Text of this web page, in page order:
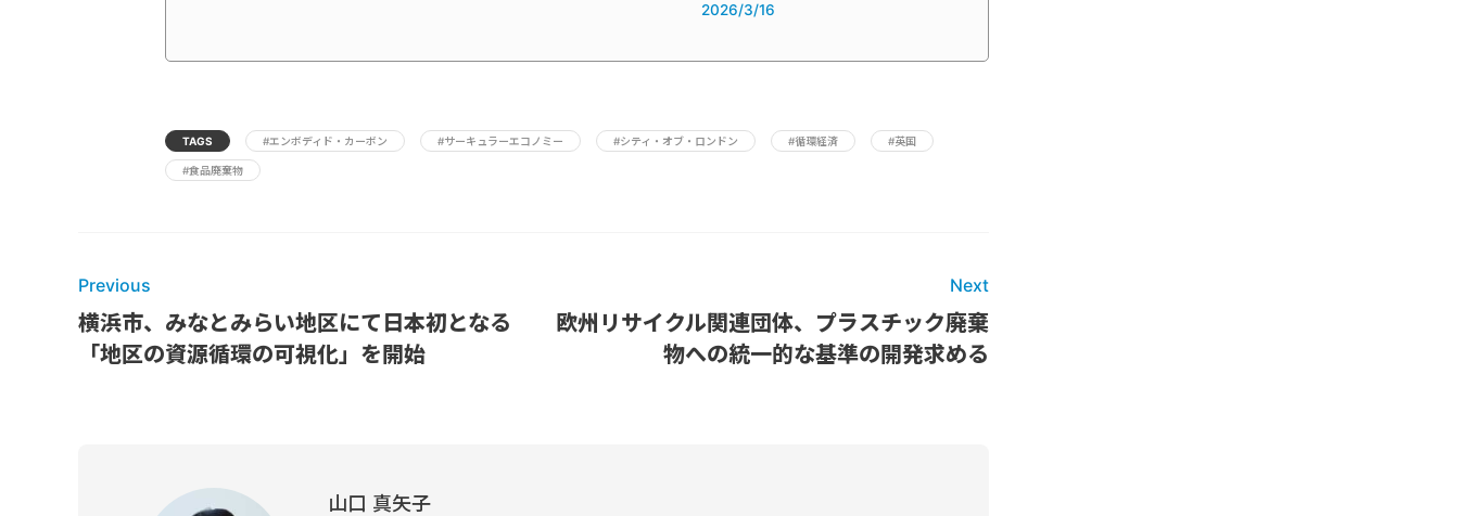
2026/3/16
TAGS #エンボディド・カーボン #サーキュラーエコノミー #シティ・オブ・ロンドン #循環経済 #英国
#食品廃棄物
Previous
横浜市、みなとみらい地区にて日本初となる
「地区の資源循環の可視化」を開始
Next
欧州リサイクル関連団体、プラスチック廃棄
物への統一的な基準の開発求める
山口 真矢子